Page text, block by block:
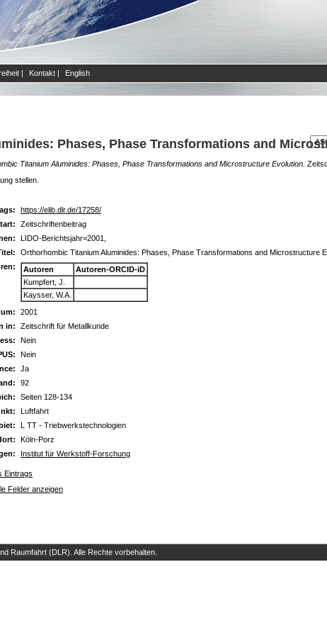
| Kontakt | English
Phases, Phase Transformations and
Titanium Aluminides: Phases, Phase Transformations and Microstructure Evolution.
stellen.
https://elib.dlr.de/17258/
Zeitschriftenbeitrag
LIDO-Berichtsjahr=2001,
Orthorhombic Titanium Aluminides: Phases, Phase Transformations and Microstructure
Autoren
Autoren-ORCID-iD
Kumpfert, J.
Kaysser, W.A.
2001
in:
Zeitschrift für Metallkunde
Nein
Nein
Ja
92
Seiten 128-134
Luftfahrt
L TT - Triebwerkstechnologien
Köln-Porz
Institut für Werkstoff-Forschung
Eintrags
Felder anzeigen
Raumfahrt (DLR). Alle Rechte vorbehalten.